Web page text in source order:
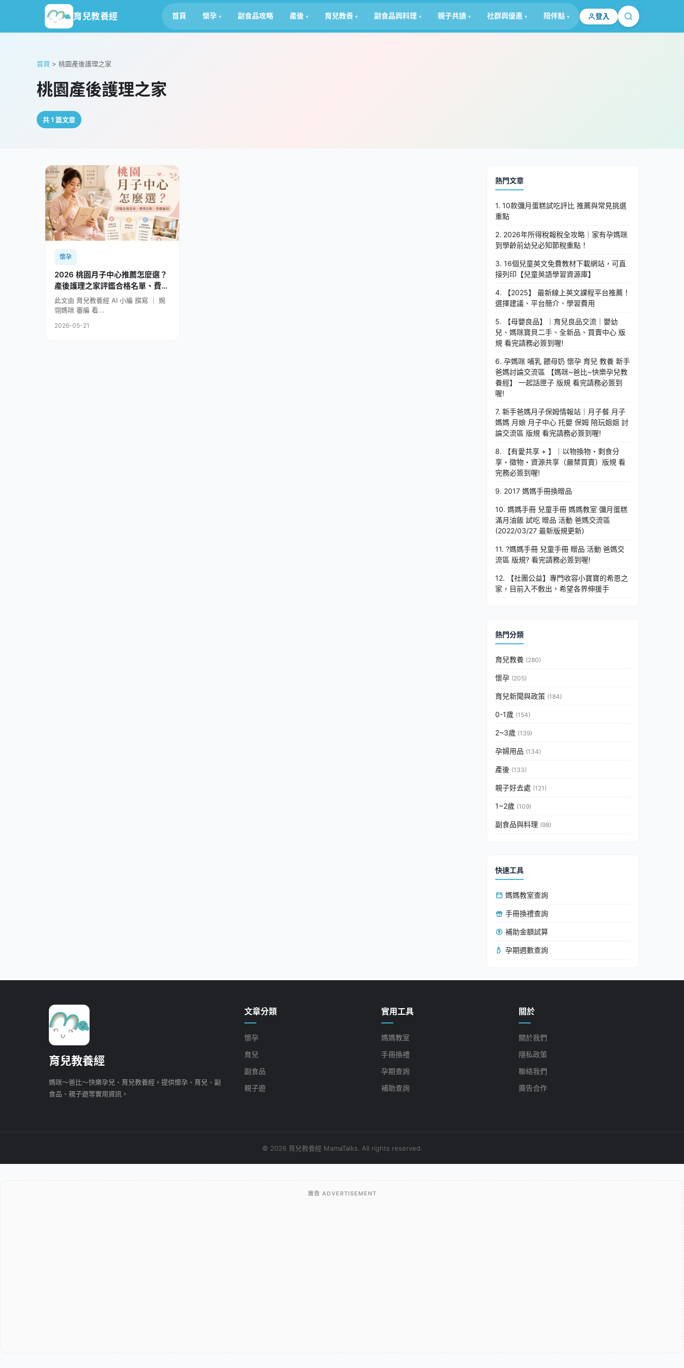
育兒教養經 首頁 懷孕 副食品攻略 產後 育兒教養 副食品與料理 親子共讀 社群與優惠 陪伴點 登入
首頁 > 桃園產後護理之家
桃園產後護理之家
共 1 篇文章
懷孕
2026 桃園月子中心推薦怎麼選？
產後護理之家評鑑合格名單、費用
與參觀重點整理
此文由 育兒教養經 AI 小編 撰寫 ｜ 婉
翎媽咪 審編 看...
2026-05-21
熱門文章
1. 10款彌月蛋糕試吃評比 推薦與常見挑選
重點
2. 2026年所得稅報稅全攻略｜家有孕媽咪
到學齡前幼兒必知節稅重點！
3. 16個兒童英文免費教材下載網站，可直
接列印【兒童英語學習資源庫】
4. 【2025】 最新線上英文課程平台推薦！
選擇建議、平台簡介、學習費用
5. 【母嬰良品】｜育兒良品交流｜嬰幼
兒、媽咪寶貝二手、全新品、買賣中心 版
規 看完請務必簽到喔!
6. 孕媽咪 哺乳 餵母奶 懷孕 育兒 教養 新手
爸媽討論交流區 【媽咪~爸比~快樂孕兒教
養經】 一起話匣子 版規 看完請務必簽到
喔!
7. 新手爸媽月子保姆情報站｜月子餐 月子
媽媽 月娘 月子中心 托嬰 保姆 陪玩姐姐 討
論交流區 版規 看完請務必簽到喔!
8. 【有愛共享 + 】｜以物換物・剩食分
享・徵物・資源共享（嚴禁買賣）版規 看
完務必簽到喔!
9. 2017 媽媽手冊換贈品
10. 媽媽手冊 兒童手冊 媽媽教室 彌月蛋糕
滿月油飯 試吃 贈品 活動 爸媽交流區
(2022/03/27 最新版規更新)
11. ?媽媽手冊 兒童手冊 贈品 活動 爸媽交
流區 版規? 看完請務必簽到喔!
12. 【社團公益】專門收容小寶寶的希恩之
家，目前入不敷出，希望各界伸援手
熱門分類
育兒教養 (280)
懷孕 (205)
育兒新聞與政策 (184)
0-1歲 (154)
2~3歲 (139)
孕婦用品 (134)
產後 (133)
親子好去處 (121)
1~2歲 (109)
副食品與料理 (98)
快速工具
媽媽教室查詢
手冊換禮查詢
補助金額試算
孕期週數查詢
育兒教養經
媽咪～爸比～快樂孕兒、育兒教養經。提供懷孕、育兒、副
食品、親子遊等實用資訊。
文章分類
懷孕
育兒
副食品
親子遊
實用工具
媽媽教室
手冊換禮
孕期查詢
補助查詢
關於
關於我們
隱私政策
聯絡我們
廣告合作
© 2026 育兒教養經 MamaTalks. All rights reserved.
廣告 ADVERTISEMENT